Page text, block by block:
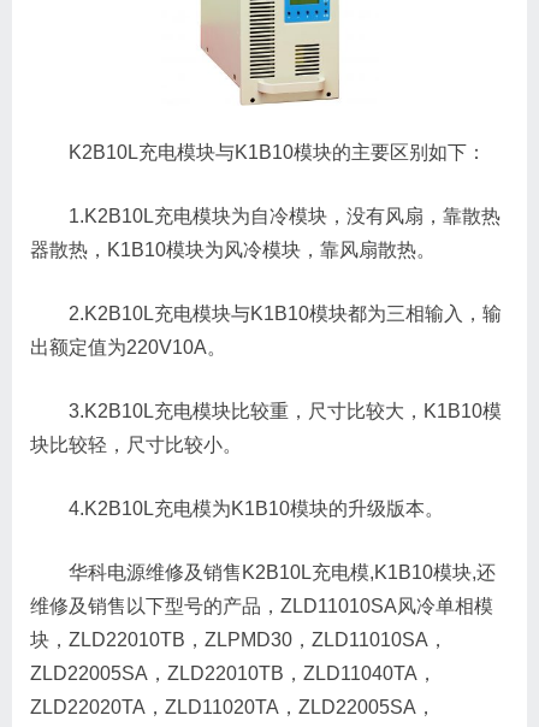
K2B10L充电模块与K1B10模块的主要区别如下：
1.K2B10L充电模块为自冷模块，没有风扇，靠散热
器散热，K1B10模块为风冷模块，靠风扇散热。
2.K2B10L充电模块与K1B10模块都为三相输入，输
出额定值为220V10A。
3.K2B10L充电模块比较重，尺寸比较大，K1B10模
块比较轻，尺寸比较小。
4.K2B10L充电模为K1B10模块的升级版本。
华科电源维修及销售K2B10L充电模,K1B10模块,还
维修及销售以下型号的产品，ZLD11010SA风冷单相模
块，ZLD22010TB，ZLPMD30，ZLD11010SA，
ZLD22005SA，ZLD22010TB，ZLD11040TA，
ZLD22020TA，ZLD11020TA，ZLD22005SA，